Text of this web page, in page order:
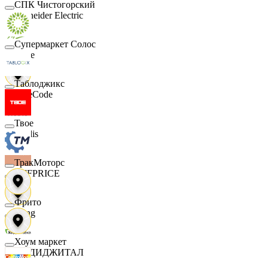
Schneider Electric
Ярче
FaceCode
Modis
OFFPRICE
string
X5 ДИДЖИТАЛ
СПК Чистогорский
Супермаркет Солос
Таблоджикс
Твое
ТракМоторс
Фрито
Хоум маркет